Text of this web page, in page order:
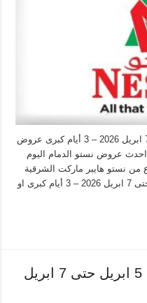
عروض نستو الدمام اليوم 5 ابريل حتى 7 ابريل 2026 – 3 أيام كبرى عروض
عروض نستو الدمام اليوم
نستو هايبر ماركت الشرقية
عروض نستو الدمام سارية من 5 ابريل حتى 7 ابريل 2026 – 3 أيام كبرى او
عروض نستو الاحساء اليوم 5 ابريل حتى 7 ابريل